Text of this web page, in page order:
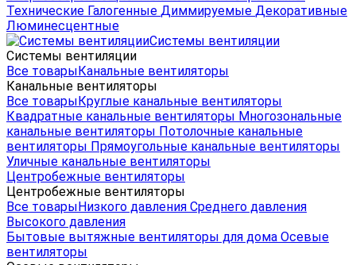
Технические Галогенные Диммируемые Декоративные
Люминесцентные
Системы вентиляции
Системы вентиляции
Все товарыКанальные вентиляторы
Канальные вентиляторы
Все товарыКруглые канальные вентиляторы
Квадратные канальные вентиляторы Многозональные
канальные вентиляторы Потолочные канальные
вентиляторы Прямоугольные канальные вентиляторы
Уличные канальные вентиляторы
Центробежные вентиляторы
Центробежные вентиляторы
Все товарыНизкого давления Среднего давления
Высокого давления
Бытовые вытяжные вентиляторы для дома Осевые
вентиляторы